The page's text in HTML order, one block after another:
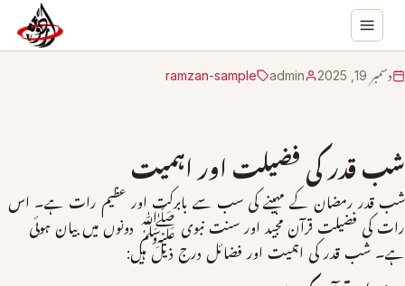
دسمبر 19, 2025 admin
ramzan-sample
شب قدر کی فضیلت اور اہمیت
شب قدر رمضان کے مہینے کی سب سے بابرکت اور عظیم رات ہے۔ اس
رات کی فضیلت قرآن مجید اور سنت نبوی ﷺ دونوں میں بیان ہوئی
ہے۔ شب قدر کی اہمیت اور فضائل درج ذیل ہیں: